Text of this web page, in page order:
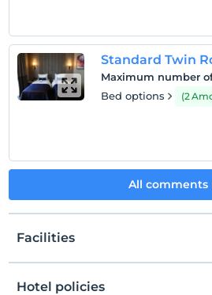
Standard Twin
Maximum number
Bed options
(2
All comments
Facilities
Hotel policies